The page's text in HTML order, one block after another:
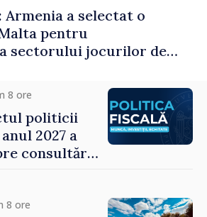
Armenia a selectat o
pentru
sectorului jocurilor de
8 ore
politicii
2027 a
consultări
8 ore